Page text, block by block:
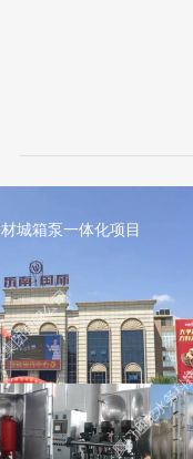
城箱泵一体化项目